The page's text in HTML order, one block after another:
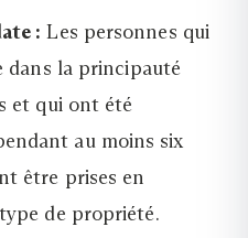
: Les personnes qui
dans la principauté
et qui ont été
au moins six
être prises en
de propriété.